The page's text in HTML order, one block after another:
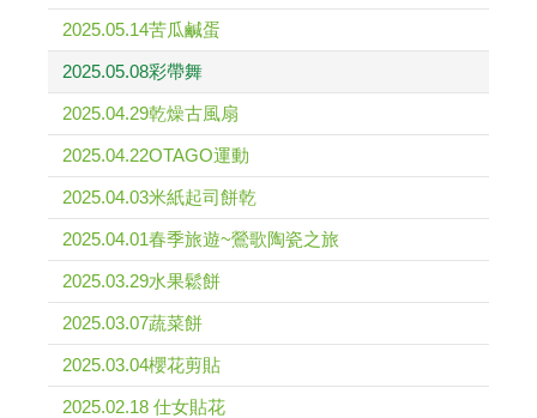
2025.05.14苦瓜鹹蛋
2025.05.08彩帶舞
2025.04.29乾燥古風扇
2025.04.22OTAGO運動
2025.04.03米紙起司餅乾
2025.04.01春季旅遊~鶯歌陶瓷之旅
2025.03.29水果鬆餅
2025.03.07蔬菜餅
2025.03.04櫻花剪貼
2025.02.18 仕女貼花